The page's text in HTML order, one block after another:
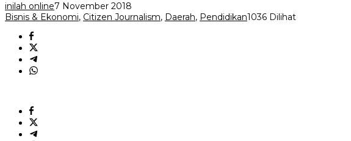
Tani
Distanbun
inilah online7 November 2018
Bisnis & Ekonomi, Citizen Journalism, Daerah, Pendidikan1036 Dilihat